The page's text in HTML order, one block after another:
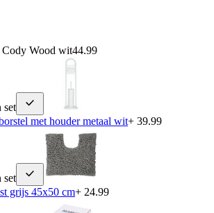
Wood wit44.99
set
met houder metaal wit+ 39.99
set
grijs 45x50 cm+ 24.99